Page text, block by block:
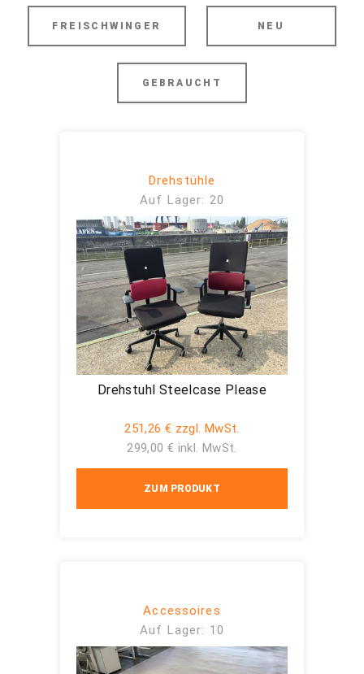
FREISCHWINGER NEU
GEBRAUCHT
Drehstühle
Auf Lager: 20
Drehstuhl Steelcase Please
251,26 € zzgl. MwSt.
299,00 € inkl. MwSt.
ZUM PRODUKT
Accessoires
Auf Lager: 10